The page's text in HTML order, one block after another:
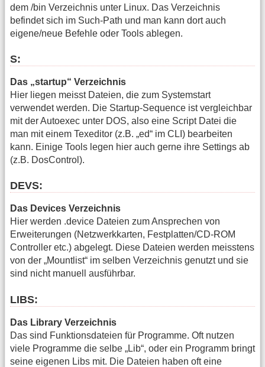
dem /bin Verzeichnis unter Linux. Das Verzeichnis
befindet sich im Such-Path und man kann dort auch
eigene/neue Befehle oder Tools ablegen.
S:
Das „startup“ Verzeichnis
Hier liegen meisst Dateien, die zum Systemstart
verwendet werden. Die Startup-Sequence ist vergleichbar
mit der Autoexec unter DOS, also eine Script Datei die
man mit einem Texeditor (z.B. „ed“ im CLI) bearbeiten
kann. Einige Tools legen hier auch gerne ihre Settings ab
(z.B. DosControl).
DEVS:
Das Devices Verzeichnis
Hier werden .device Dateien zum Ansprechen von
Erweiterungen (Netzwerkkarten, Festplatten/CD-ROM
Controller etc.) abgelegt. Diese Dateien werden meisstens
von der „Mountlist“ im selben Verzeichnis genutzt und sie
sind nicht manuell ausführbar.
LIBS:
Das Library Verzeichnis
Das sind Funktionsdateien für Programme. Oft nutzen
viele Programme die selbe „Lib“, oder ein Programm bringt
seine eigenen Libs mit. Die Dateien haben oft eine